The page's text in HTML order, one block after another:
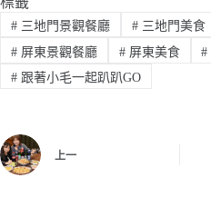
#三地門景觀餐廳 #三地門美食
#屏東景觀餐廳 #屏東美食 #
#跟著小毛一起趴趴GO
上一